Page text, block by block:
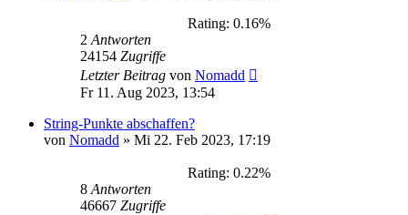
Rating: 0.16%
2 Antworten
24154 Zugriffe
Letzter Beitrag von Nomadd
Fr 11. Aug 2023, 13:54
String-Punkte abschaffen?
von Nomadd » Mi 22. Feb 2023, 17:19
Rating: 0.22%
8 Antworten
46667 Zugriffe